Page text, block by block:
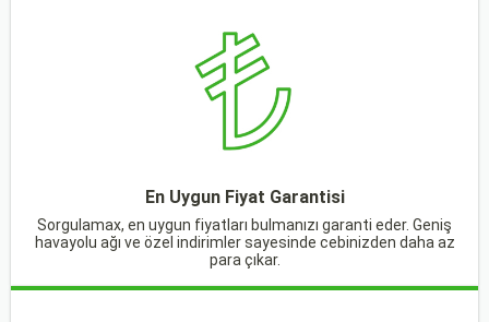
En Uygun Fiyat Garantisi
Sorgulamax, en uygun fiyatları bulmanızı garanti eder. Geniş
havayolu ağı ve özel indirimler sayesinde cebinizden daha az
para çıkar.